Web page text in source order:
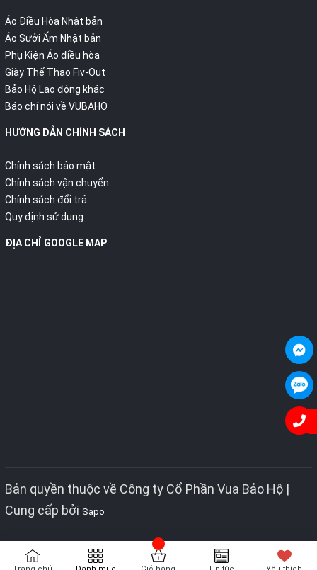
Áo Điều Hòa Nhật bản
Áo Sưởi Ấm Nhật bản
Phụ Kiện Áo điều hòa
Giày Thể Thao Fiv-Out
Bảo Hộ Lao động khác
Báo chí nói về VUBAHO
HƯỚNG DẪN CHÍNH SÁCH
Chính sách bảo mật
Chính sách vận chuyển
Chính sách đổi trả
Quy định sử dụng
ĐỊA CHỈ GOOGLE MAP
Bản quyền thuộc về Công ty Cổ Phần Vua Bảo Hộ |
Cung cấp bởi Sapo